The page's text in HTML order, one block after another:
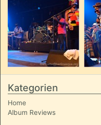
Kategorien
Home
Album Reviews